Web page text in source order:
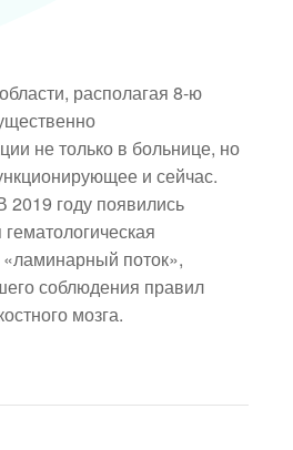
располагая 8-ю
не только в больнице, но
и сейчас.
2019 году появились
поток»,
соблюдения правил
мозга.